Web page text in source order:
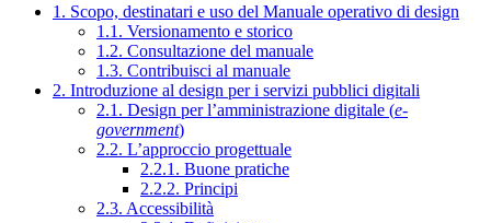
1. Scopo, destinatari e uso del Manuale operativo di design
1.1. Versionamento e storico
1.2. Consultazione del manuale
1.3. Contribuisci al manuale
2. Introduzione al design per i servizi pubblici digitali
2.1. Design per l’amministrazione digitale (e-
government)
2.2. L’approccio progettuale
2.2.1. Buone pratiche
2.2.2. Principi
2.3. Accessibilità